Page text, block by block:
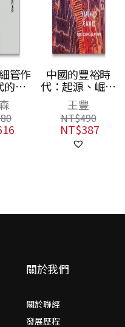
管作
的思
心態
）
中國的豐裕時
代：起源、崛起
與餘波
王豐
NT$490
NT$387
關於我們
關於聯經
發展歷程